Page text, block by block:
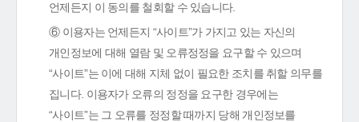
언제든지 이 동의를 철회할 수 있습니다.
⑥ 이용자는 언제든지 “사이트”가 가지고 있는 자신의
개인정보에 대해 열람 및 오류정정을 요구할 수 있으며
“사이트”는 이에 대해 지체 없이 필요한 조치를 취할 의무를
집니다. 이용자가 오류의 정정을 요구한 경우에는
“사이트”는 그 오류를 정정할 때까지 당해 개인정보를